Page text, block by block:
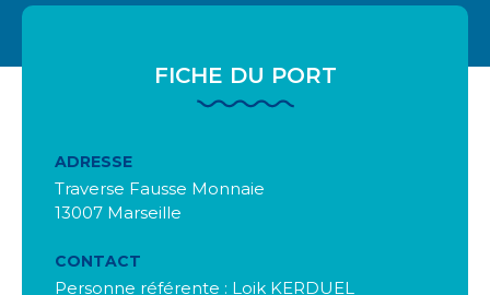
FICHE DU PORT
ADRESSE
Traverse Fausse Monnaie
13007 Marseille
CONTACT
Personne référente : Loik KERDUEL